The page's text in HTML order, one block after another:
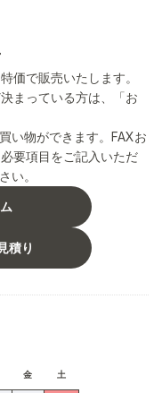
価で販売いたします。
まっている方は、「お
い物ができます。FAXお
要項目をご記入いただ
い。
積り
金 土